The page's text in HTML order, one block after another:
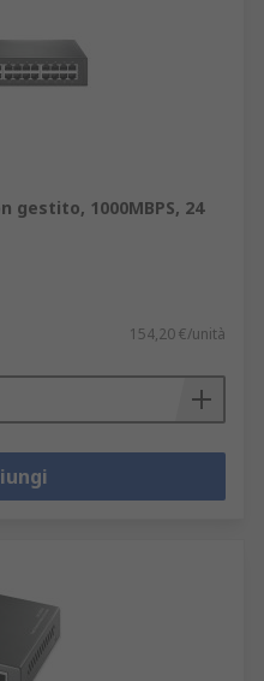
gestito, 1000MBPS, 24
154,20 €/unità